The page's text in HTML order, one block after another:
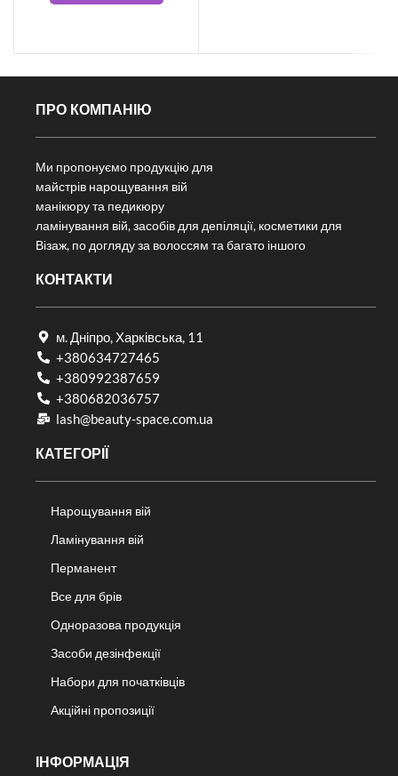
ПРО КОМПАНІЮ
Ми пропонуємо продукцію для
майстрів нарощування вій
манікюру та педикюру
ламінування вій, засобів для депіляції, косметики для
Візаж, по догляду за волоссям та багато іншого
КОНТАКТИ
м. Дніпро, Харківська, 11
+380634727465
+380992387659
+380682036757​
lash@beauty-space.com.ua
КАТЕГОРІЇ
Нарощування вій
Ламінування вій
Перманент
Все для брів
Одноразова продукція
Засоби дезінфекції
Набори для початківців
Акційні пропозиції
ІНФОРМАЦІЯ